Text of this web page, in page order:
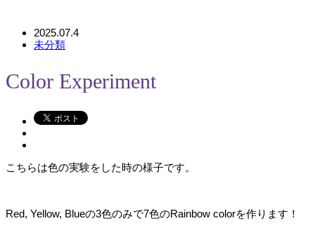
2025.07.4
未分類
Color Experiment
こちらは色の実験をした時の様子です。
Red, Yellow, Blueの3色のみで7色のRainbow colorを作ります！